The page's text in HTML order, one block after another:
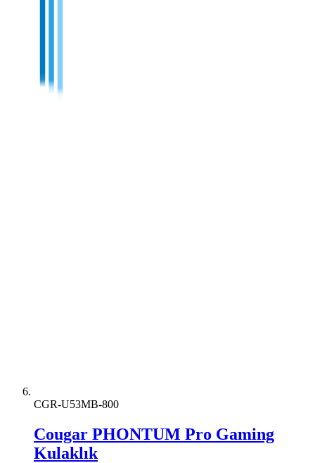
CGR-U53MB-800
Cougar PHONTUM Pro Gaming
Kulaklık